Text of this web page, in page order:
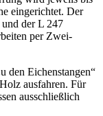
eingerichtet. Der
der L 247
per Zwei-
den Eichenstangen“
ausfahren. Für
ausschließlich